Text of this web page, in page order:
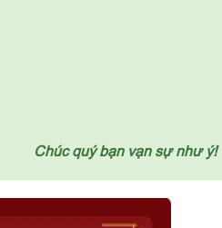
Chúc quý bạn vạn sự như ý!